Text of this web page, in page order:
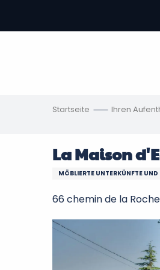
contenu
Startseite Ihren
La Maison
MÖBLIERTE UNTERKÜNFTE
66 chemin de la